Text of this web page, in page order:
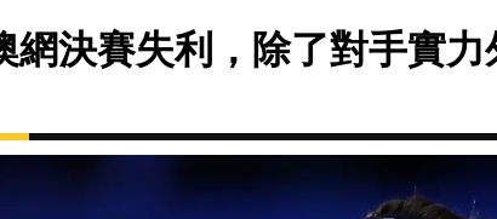
網決賽失利，除了對手實